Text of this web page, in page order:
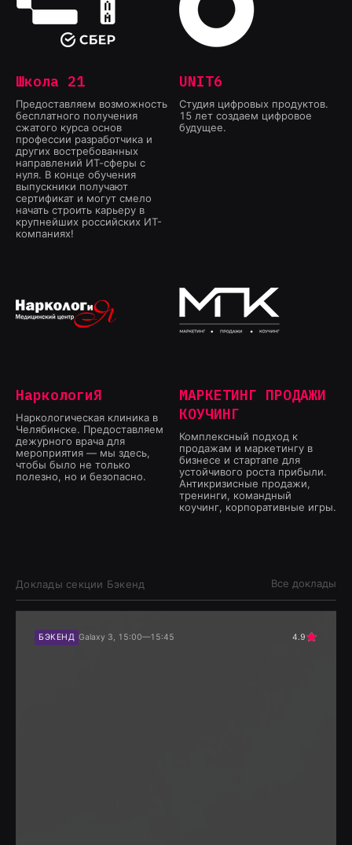
Школа 21
Предоставляем возможность
бесплатного получения
сжатого курса основ
профессии разработчика и
других востребованных
направлений ИТ-сферы с
нуля. В конце обучения
выпускники получают
сертификат и могут смело
начать строить карьеру в
крупнейших российских ИТ-
компаниях!
UNIT6
Студия цифровых продуктов.
15 лет создаем цифровое
будущее.
НаркологиЯ
Наркологическая клиника в
Челябинске. Предоставляем
дежурного врача для
мероприятия — мы здесь,
чтобы было не только
полезно, но и безопасно.
МАРКЕТИНГ ПРОДАЖИ
КОУЧИНГ
Комплексный подход к
продажам и маркетингу в
бизнесе и стартапе для
устойчивого роста прибыли.
Антикризисные продажи,
тренинги, командный
коучинг, корпоративные игры.
Доклады секции Бэкенд Все доклады
БЭКЕНД Galaxy 3, 15:00—15:45 4.9